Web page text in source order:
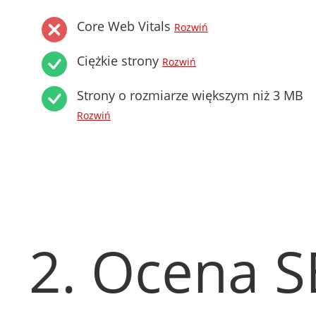
Core Web Vitals Rozwiń
Ciężkie strony Rozwiń
Strony o rozmiarze większym niż 3 MB
Rozwiń
2. Ocena